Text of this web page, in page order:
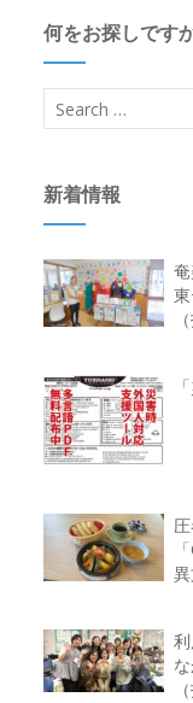
何をお探しです
新着情報